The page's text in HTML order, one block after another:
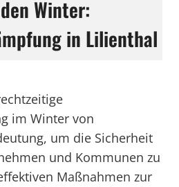
Winter:
in Lilienthal
im Winter von
um die Sicherheit
und Kommunen zu
Maßnahmen zur